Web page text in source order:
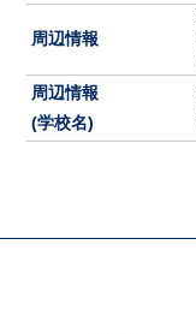
周辺情報
周辺情報
(学校名)